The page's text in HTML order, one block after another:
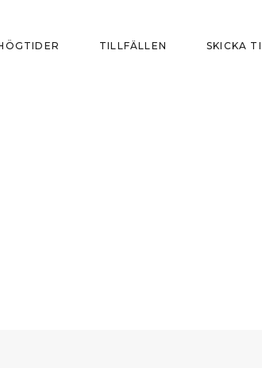
TILLFÄLLEN SKICKA